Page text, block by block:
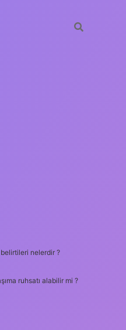
nelerdir ?
ruhsatı alabilir mi ?